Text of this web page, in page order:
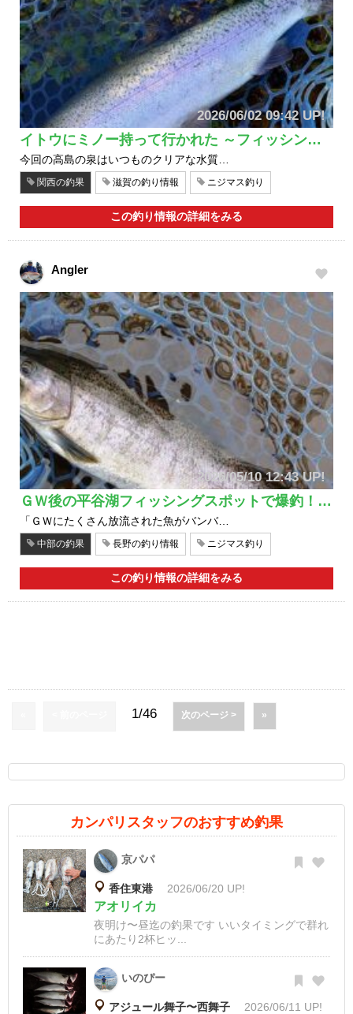
2026/06/02 09:42 UP!
イトウにミノー持って行かれた ～フィッシン…
今回の高島の泉はいつものクリアな水質…
関西の釣果 滋賀の釣り情報 ニジマス釣り
この釣り情報の詳細をみる
Angler
2026/05/10 12:43 UP!
ＧＷ後の平谷湖フィッシングスポットで爆釣！…
「ＧＷにたくさん放流された魚がバンバ…
中部の釣果 長野の釣り情報 ニジマス釣り
この釣り情報の詳細をみる
1/46 次のページ > »
カンパリスタッフのおすすめ釣果
京パパ
香住東港 2026/06/20 UP!
アオリイカ
夜明け〜昼迄の釣果です いいタイミングで群れ
にあたり2杯ヒッ...
いのぴー
アジュール舞子〜西舞子 2026/06/11 UP!